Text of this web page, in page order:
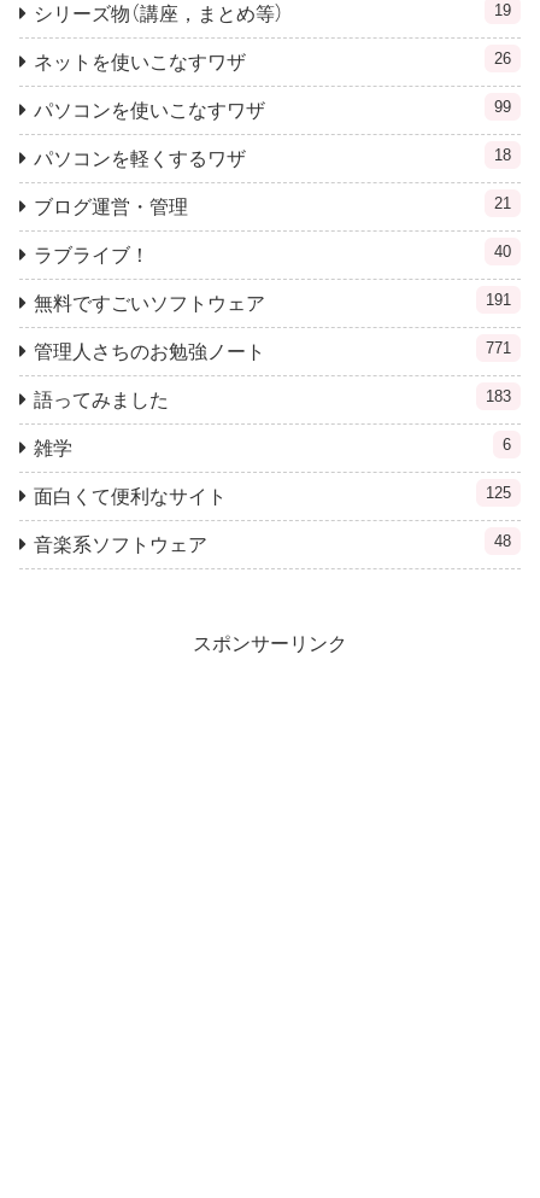
シリーズ物（講座，まとめ等） 19
ネットを使いこなすワザ 26
パソコンを使いこなすワザ 99
パソコンを軽くするワザ 18
ブログ運営・管理 21
ラブライブ！ 40
無料ですごいソフトウェア 191
管理人さちのお勉強ノート 771
語ってみました 183
雑学 6
面白くて便利なサイト 125
音楽系ソフトウェア 48
スポンサーリンク